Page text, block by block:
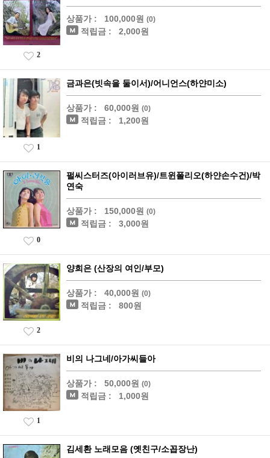
상품가 : 100,000원 (0)
적립금 : 2,000원
2
금과은(빗속을 둘이서)/어니언스(하얀미소)
상품가 : 60,000원 (0)
적립금 : 1,200원
1
펄씨스터즈(아이러브유)/트윈폴리오(하얀손수건)/박
연숙
상품가 : 150,000원 (0)
적립금 : 3,000원
0
양희은 (산장의 여인/부모)
상품가 : 40,000원 (0)
적립금 : 800원
2
비의 나그네/아가씨들아
상품가 : 50,000원 (0)
적립금 : 1,000원
1
김세환 노래모음 (옛친구/소꼽장난)